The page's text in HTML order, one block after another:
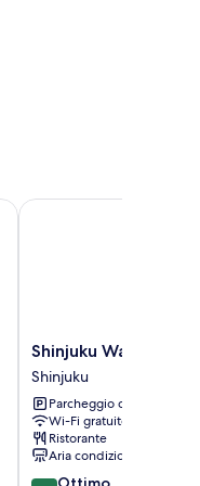
Shinjuku
Washington
Hotel
Main
Shinjuku
Shinjuku
Shinjuku
Parcheggio disponibile
Wi-Fi gratuito
Ristorante
Aria condizionata
8.2
Shinjuku Washington